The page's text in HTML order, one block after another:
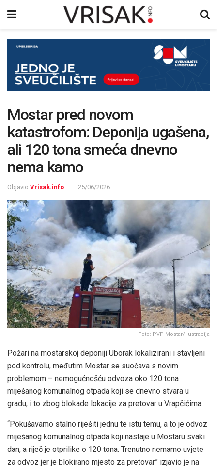
Mostar pred novom
katastrofom: Deponija ugašena,
ali 120 tona smeća dnevno
nema kamo
Objavio Vrisak.info 25/06/2026
Foto: PVP Mostar/Ilustracija
Požari na mostarskoj deponiji Uborak lokalizirani i stavljeni
pod kontrolu, međutim Mostar se suočava s novim
problemom – nemogućnošću odvoza oko 120 tona
miješanog komunalnog otpada koji se dnevno stvara u
gradu, i to zbog blokade lokacije za pretovar u Vrapčićima.
“Pokušavamo stalno riješiti jednu te istu temu, a to je odvoz
miješanog komunalnog otpada koji nastaje u Mostaru svaki
dan, a riječ je otprilike o 120 tona. Trenutno nemamo uvjete
za odvoz jer je blokirano mjesto za pretovar” izjavio je na